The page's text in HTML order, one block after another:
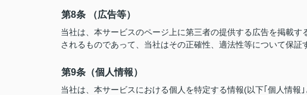
第8条 （広告等）
当社は、本サービスのページ上に第三者の提供する広告を掲載
されるものであって、当社はその正確性、適法性等について保証
第9条（個人情報）
当社は、本サービスにおける個人を特定する情報(以下｢個人情報